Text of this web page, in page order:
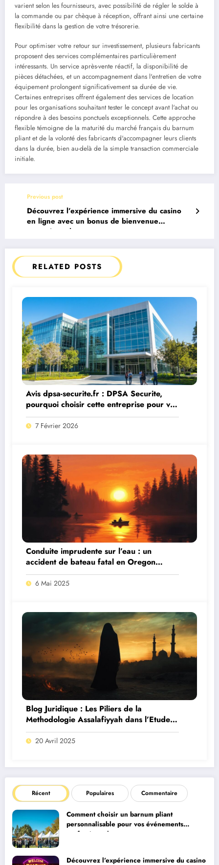
varient selon les fournisseurs, avec possibilité de régler le solde à
la commande ou par chèque à réception, offrant ainsi une certaine
flexibilité dans la gestion de votre trésorerie.
Pour optimiser votre retour sur investissement, plusieurs fabricants
proposent des services complémentaires particulièrement
intéressants. Un service après-vente réactif, la disponibilité de
pièces détachées, et un accompagnement dans l'entretien de votre
équipement prolongent significativement sa durée de vie.
Certaines entreprises offrent également des services de location
pour les organisations souhaitant tester le concept avant l'achat ou
répondre à des besoins ponctuels exceptionnels. Cette approche
flexible témoigne de la maturité du marché français du barnum
pliant et de la volonté des fabricants d'accompagner leurs clients
dans la durée, bien au-delà de la simple transaction commerciale
initiale.
Previous post
Découvrez l’expérience immersive du casino
en ligne avec un bonus de bienvenue
exceptionnel
RELATED POSTS
Avis dpsa-securite.fr : DPSA Securite,
pourquoi choisir cette entreprise pour vos
extincteurs ?
7 Février 2026
Conduite imprudente sur l’eau : un
accident de bateau fatal en Oregon
souleve des questions
6 Mai 2025
Blog Juridique : Les Piliers de la
Methodologie Assalafiyyah dans l’Etude
du Fiqh
20 Avril 2025
Récent Populaires Commentaire
Comment choisir un barnum pliant
personnalisable pour vos événements
professionnels
Découvrez l’expérience immersive du casino